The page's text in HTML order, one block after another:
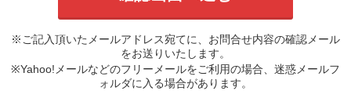
※ご記入頂いたメールアドレス宛てに、お問合せ内容の確認メール
をお送りいたします。
※Yahoo!メールなどのフリーメールをご利用の場合、迷惑メールフ
ォルダに入る場合があります。